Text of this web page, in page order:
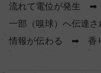
流れて電位が発生 ➡
一部（嗅球）へ伝達
情報が伝わる ➡ 香